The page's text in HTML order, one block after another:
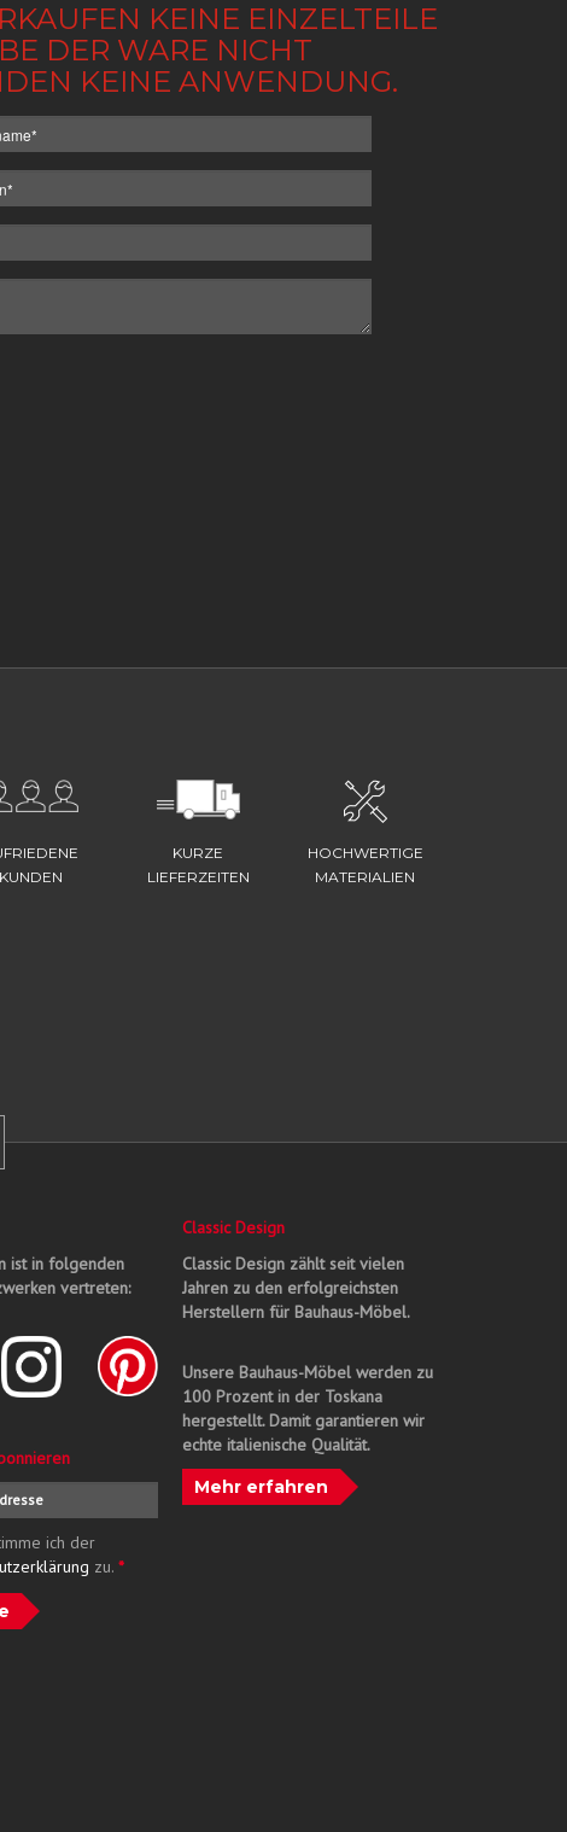
KEINE EINZELTEILE
DER WARE NICHT
KEINE ANWENDUNG.
KUNDEN
KURZE
LIEFERZEITEN
HOCHWERTIGE
MATERIALIEN
ist in folgenden
vertreten:
ich der
zu. *
Classic Design
Classic Design zählt seit vielen
Jahren zu den erfolgreichsten
Herstellern für Bauhaus-Möbel.
Unsere Bauhaus-Möbel werden zu
100 Prozent in der Toskana
hergestellt. Damit garantieren wir
echte italienische Qualität.
Mehr erfahren